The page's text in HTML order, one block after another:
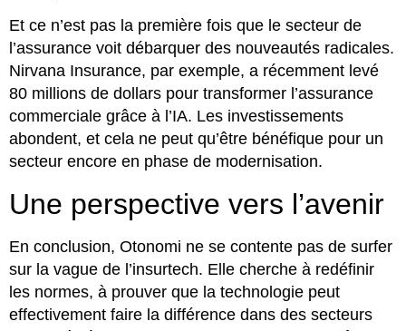
Et ce n’est pas la première fois que le secteur de
l’assurance voit débarquer des nouveautés radicales.
Nirvana Insurance, par exemple, a récemment levé
80 millions de dollars pour transformer l’assurance
commerciale grâce à l’IA. Les investissements
abondent, et cela ne peut qu’être bénéfique pour un
secteur encore en phase de modernisation.
Une perspective vers l’avenir
En conclusion, Otonomi ne se contente pas de surfer
sur la vague de l’insurtech. Elle cherche à redéfinir
les normes, à prouver que la technologie peut
effectivement faire la différence dans des secteurs